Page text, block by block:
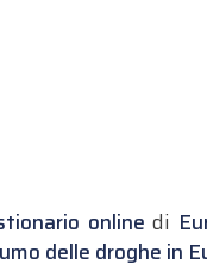
online di
delle droghe in